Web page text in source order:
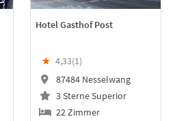
Hotel Gasthof Post
★ 4,33(1)
87484 Nesselwang
3 Sterne Superior
22 Zimmer